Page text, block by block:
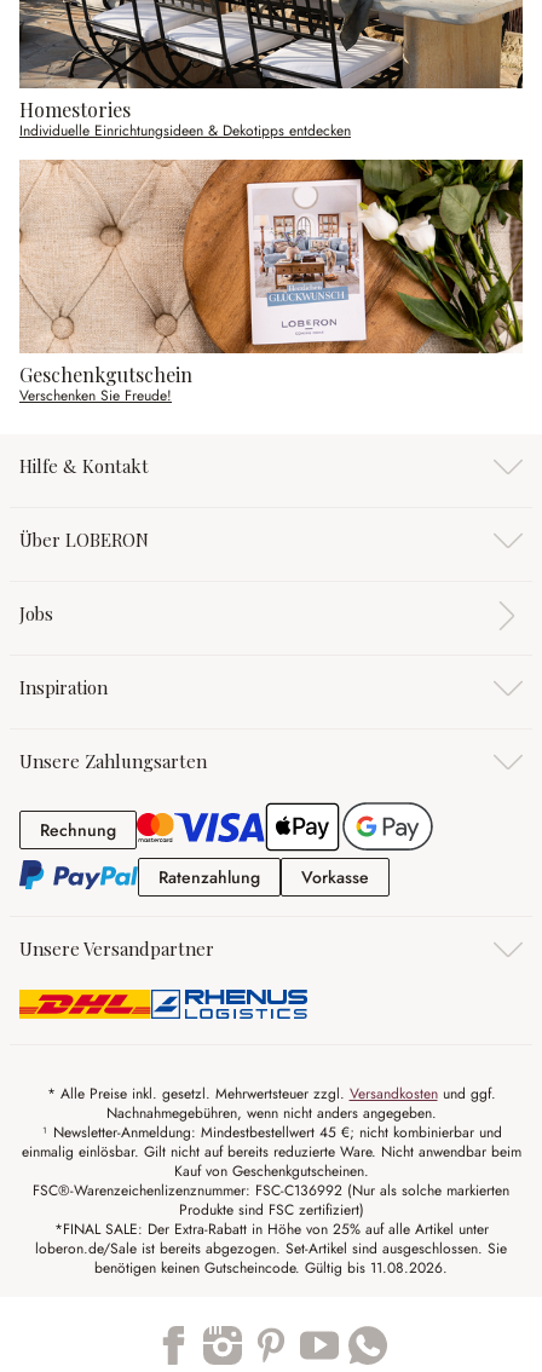
Homestories
Individuelle Einrichtungsideen & Dekotipps entdecken
Geschenkgutschein
Verschenken Sie Freude!
Hilfe & Kontakt
Über LOBERON
Jobs
Inspiration
Unsere Zahlungsarten
RechnungRechnung
RatenzahlungRatenzahlung
Vorkasse
Unsere Versandpartner
* Alle Preise inkl. gesetzl. Mehrwertsteuer zzgl. Versandkostenund ggf.
Nachnahmegebühren, wenn nicht anders angegeben.
¹ Newsletter-Anmeldung: Mindestbestellwert 45 €; nicht kombinierbar und
einmalig einlösbar. Gilt nicht auf bereits reduzierte Ware. Nicht anwendbar beim
Kauf von Geschenkgutscheinen.
FSC®-Warenzeichenlizenznummer: FSC-C136992 (Nur als solche markierten
Produkte sind FSC zertifiziert)
*FINAL SALE: Der Extra-Rabatt in Höhe von 25% auf alle Artikel unter
loberon.de/Sale ist bereits abgezogen. Set-Artikel sind ausgeschlossen. Sie
benötigen keinen Gutscheincode. Gültig bis 11.08.2026.